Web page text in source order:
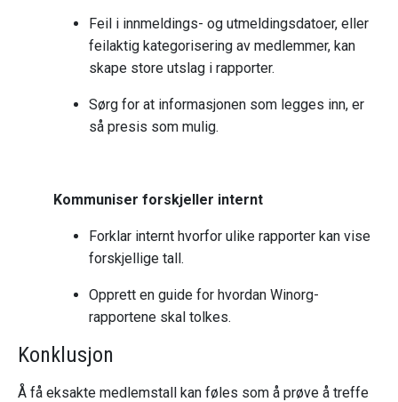
Feil i innmeldings- og utmeldingsdatoer, eller
feilaktig kategorisering av medlemmer, kan
skape store utslag i rapporter.
Sørg for at informasjonen som legges inn, er
så presis som mulig.
Kommuniser forskjeller internt
Forklar internt hvorfor ulike rapporter kan vise
forskjellige tall.
Opprett en guide for hvordan Winorg-
rapportene skal tolkes.
Konklusjon
Å få eksakte medlemstall kan føles som å prøve å treffe